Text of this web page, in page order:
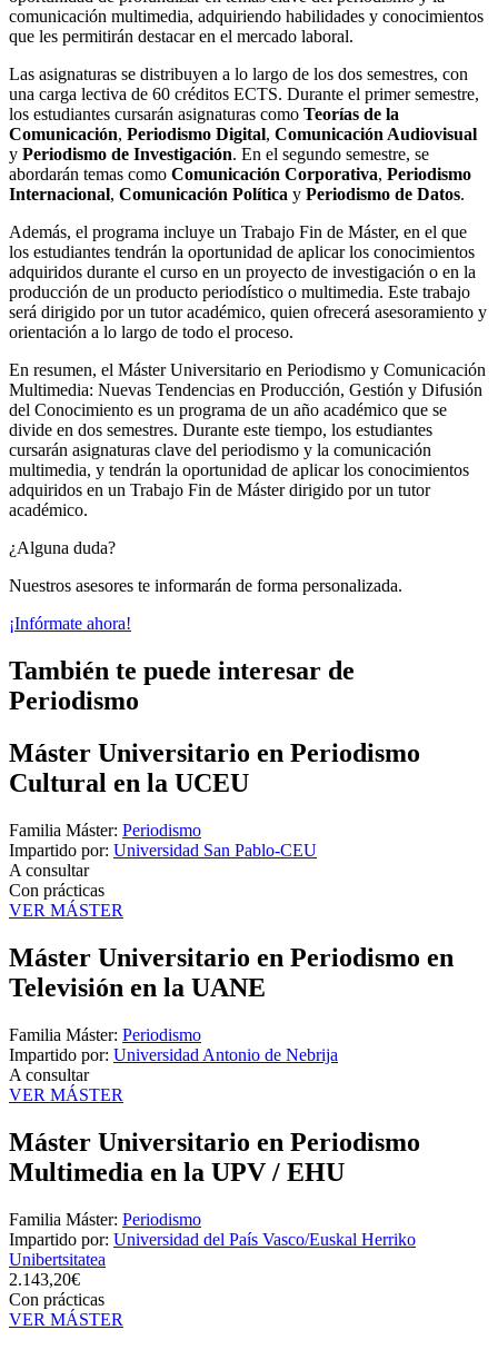
comunicación multimedia, adquiriendo habilidades y conocimientos
que les permitirán destacar en el mercado laboral.
Las asignaturas se distribuyen a lo largo de los dos semestres, con
una carga lectiva de 60 créditos ECTS. Durante el primer semestre,
los estudiantes cursarán asignaturas como Teorías de la
Comunicación, Periodismo Digital, Comunicación Audiovisual
y Periodismo de Investigación. En el segundo semestre, se
abordarán temas como Comunicación Corporativa, Periodismo
Internacional, Comunicación Política y Periodismo de Datos.
Además, el programa incluye un Trabajo Fin de Máster, en el que
los estudiantes tendrán la oportunidad de aplicar los conocimientos
adquiridos durante el curso en un proyecto de investigación o en la
producción de un producto periodístico o multimedia. Este trabajo
será dirigido por un tutor académico, quien ofrecerá asesoramiento y
orientación a lo largo de todo el proceso.
En resumen, el Máster Universitario en Periodismo y Comunicación
Multimedia: Nuevas Tendencias en Producción, Gestión y Difusión
del Conocimiento es un programa de un año académico que se
divide en dos semestres. Durante este tiempo, los estudiantes
cursarán asignaturas clave del periodismo y la comunicación
multimedia, y tendrán la oportunidad de aplicar los conocimientos
adquiridos en un Trabajo Fin de Máster dirigido por un tutor
académico.
¿Alguna duda?
Nuestros asesores te informarán de forma personalizada.
¡Infórmate ahora!
También te puede interesar de
Periodismo
Máster Universitario en Periodismo
Cultural en la UCEU
Familia Máster: Periodismo
Impartido por: Universidad San Pablo-CEU
A consultar
Con prácticas
VER MÁSTER
Máster Universitario en Periodismo en
Televisión en la UANE
Familia Máster: Periodismo
Impartido por: Universidad Antonio de Nebrija
A consultar
VER MÁSTER
Máster Universitario en Periodismo
Multimedia en la UPV / EHU
Familia Máster: Periodismo
Impartido por: Universidad del País Vasco/Euskal Herriko
Unibertsitatea
2.143,20€
Con prácticas
VER MÁSTER